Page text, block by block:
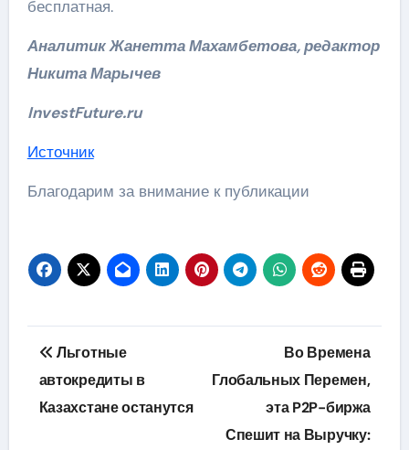
бесплатная.
Аналитик Жанетта Махамбетова, редактор
Никита Марычев
InvestFuture.ru
Источник
Благодарим за внимание к публикации
Навигация
по
записям
Льготные
автокредиты в
Казахстане останутся
Во Времена
Глобальных Перемен,
эта P2P-биржа
Спешит на Выручку: